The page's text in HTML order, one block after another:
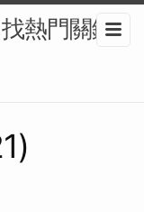
熱門關鍵